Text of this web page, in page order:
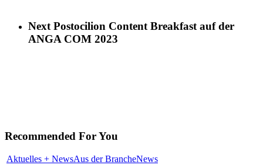
Next Postocilion Content Breakfast auf der
ANGA COM 2023
Recommended For You
Aktuelles + NewsAus der BrancheNews